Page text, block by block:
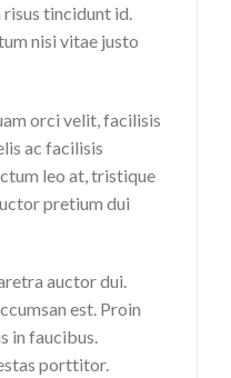
tincidunt id.
nisi vitae justo
orci velit, facilisis
ac facilisis
leo at, tristique
pretium dui
auctor dui.
est. Proin
in faucibus.
porttitor.